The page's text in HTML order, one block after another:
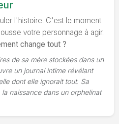
l'histoire. C'est le moment
votre personnage à agir.
change tout ?
de sa mère stockées dans un
un journal intime révélant
dont elle ignorait tout. Sa
naissance dans un orphelinat